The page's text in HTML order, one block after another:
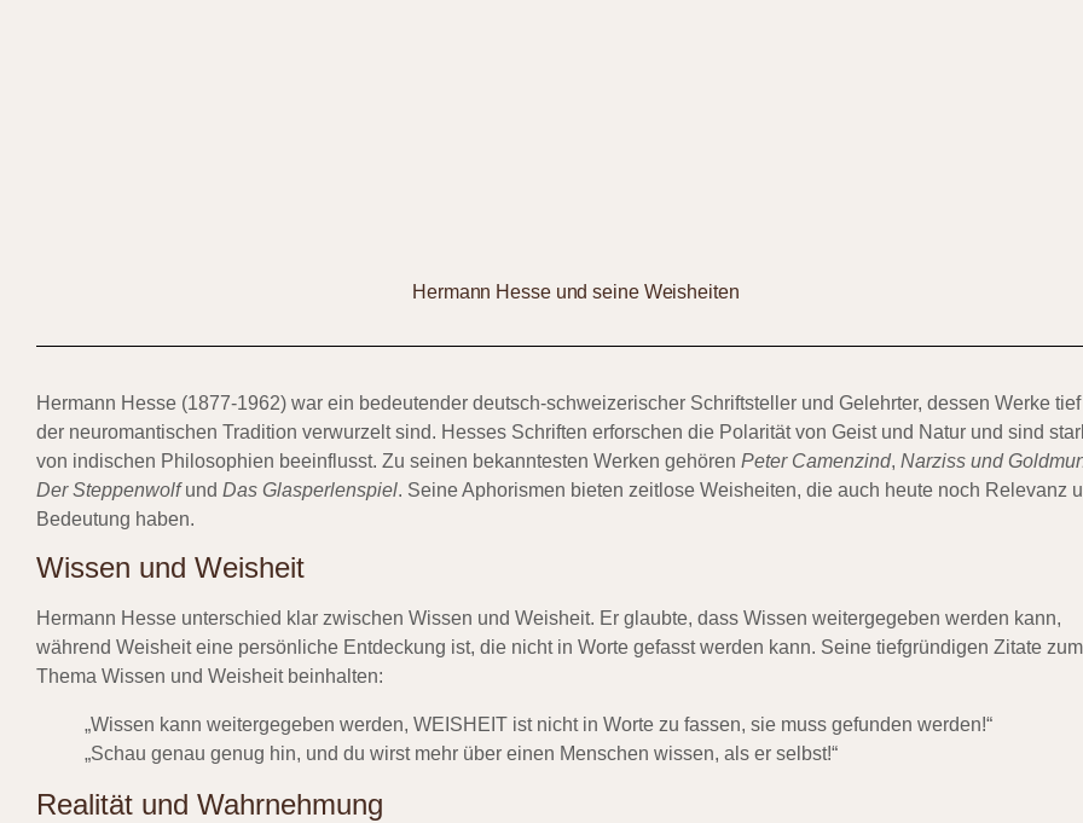
Hermann Hesse und seine Weisheiten
Hermann Hesse (1877-1962) war ein bedeutender deutsch-schweizerischer Schriftsteller und Gelehrter, dessen Werke
der neuromantischen Tradition verwurzelt sind. Hesses Schriften erforschen die Polarität von Geist und Natur und sind
von indischen Philosophien beeinflusst. Zu seinen bekanntesten Werken gehören Peter Camenzind, Narziss und
Der Steppenwolfund Das Glasperlenspiel. Seine Aphorismen bieten zeitlose Weisheiten, die auch heute noch Relevanz
Bedeutung haben.
Wissen und Weisheit
Hermann Hesse unterschied klar zwischen Wissen und Weisheit. Er glaubte, dass Wissen weitergegeben werden kann,
während Weisheit eine persönliche Entdeckung ist, die nicht in Worte gefasst werden kann. Seine tiefgründigen Zitate zum
Thema Wissen und Weisheit beinhalten:
„Wissen kann weitergegeben werden, WEISHEIT ist nicht in Worte zu fassen, sie muss gefunden werden!“
„Schau genau genug hin, und du wirst mehr über einen Menschen wissen, als er selbst!“
Realität und Wahrnehmung